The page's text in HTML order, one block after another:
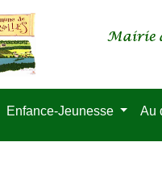
Enfance-Jeunesse Au